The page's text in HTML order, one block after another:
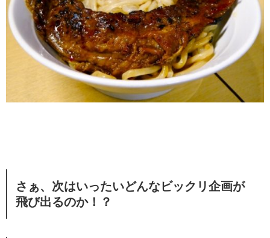
さぁ、次はいったいどんなビックリ企画が
飛び出るのか！？